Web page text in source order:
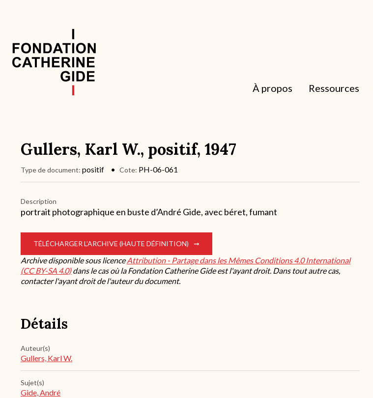
contenu
principal
principale
À propos Ressources
Gullers, Karl W., positif, 1947
Type de document positif Cote PH-06-061
Description
portrait photographique en buste d’André Gide, avec béret, fumant
TÉLÉCHARGER L’ARCHIVE (HAUTE DÉFINITION)
Archive disponible sous licenceAttribution - Partage dans les Mêmes Conditions 4.0 International
(CC BY-SA 4.0)dans le cas où la Fondation Catherine Gide est l'ayant droit. Dans tout autre cas,
contacter l'ayant droit de l'auteur du document.
Détails
Auteur(s)
Gullers, Karl W.
Sujet(s)
Gide, André